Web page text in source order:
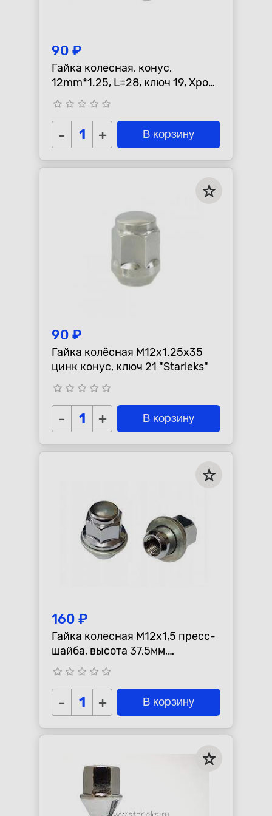
90 ₽
Гайка колесная, конус,
12mm*1.25, L=28, ключ 19, Хром
"Starleks"
star_border star_border star_border star_border star_border
- + В корзину
90 ₽
Гайка колёсная М12x1.25x35
цинк конус, ключ 21 "Starleks"
star_border star_border star_border star_border star_border
- + В корзину
160 ₽
Гайка колесная M12х1,5 пресс-
шайба, высота 37,5мм,
закрытая, ключ 21мм, хром
star_border star_border star_border star_border star_border
- + В корзину